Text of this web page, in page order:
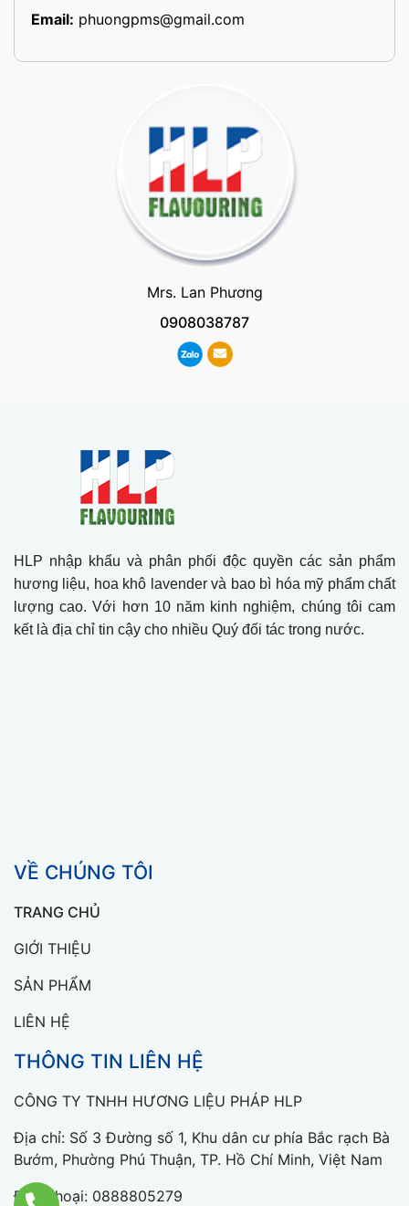
Email: phuongpms@gmail.com
Mrs. Lan Phương
0908038787
HLP nhập khẩu và phân phối độc quyền các sản phẩm
hương liệu, hoa khô lavender và bao bì hóa mỹ phẩm chất
lượng cao. Với hơn 10 năm kinh nghiệm, chúng tôi cam
kết là địa chỉ tin cậy cho nhiều Quý đối tác trong nước.
VỀ CHÚNG TÔI
TRANG CHỦ
GIỚI THIỆU
SẢN PHẨM
LIÊN HỆ
THÔNG TIN LIÊN HỆ
CÔNG TY TNHH HƯƠNG LIỆU PHÁP HLP
Địa chỉ: Số 3 Đường số 1, Khu dân cư phía Bắc rạch Bà
Bướm, Phường Phú Thuận, TP. Hồ Chí Minh, Việt Nam
Điện thoại: 0888805279